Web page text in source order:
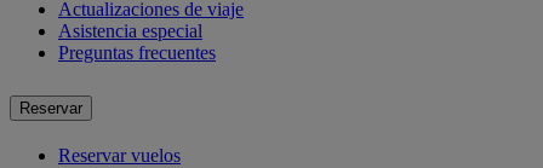
Actualizaciones de viaje
Asistencia especial
Preguntas frecuentes
Reservar
Reservar vuelos